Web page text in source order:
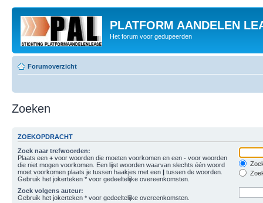
PLATFORM AANDELEN
Het forum voor gedupeerden
Forumoverzicht
Zoeken
ZOEKOPDRACHT
Zoek naar trefwoorden:
Plaats een + voor woorden die moeten voorkomen en een - voor woorden
die niet mogen voorkomen. Een lijst woorden waarvan slechts één woord
moet voorkomen plaats je tussen haakjes met een | tussen de woorden.
Gebruik het jokerteken * voor gedeeltelijke overeenkomsten.
Zoek volgens auteur:
Gebruik het jokerteken * voor gedeeltelijke overeenkomsten.